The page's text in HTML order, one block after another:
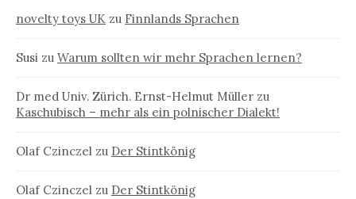
novelty toys UK zu Finnlands Sprachen
Susi zu Warum sollten wir mehr Sprachen lernen?
Dr med Univ. Zürich. Ernst-Helmut Müller zu
Kaschubisch – mehr als ein polnischer Dialekt!
Olaf Czinczel zu Der Stintkönig
Olaf Czinczel zu Der Stintkönig